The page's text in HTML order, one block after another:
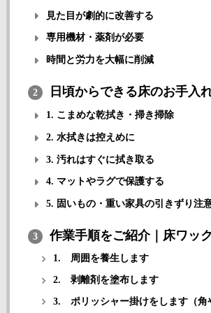
見た目が劇的に改善する
専用機材・薬剤が必要
時間と労力を大幅に削減
2 日頃からできる床のお手入
1. こまめな乾拭き・掃き掃除
2. 水拭きは控えめに
3. 汚れはすぐに拭き取る
4. マットやラグで保護する
5. 固いもの・重い家具の引きずり注
3 作業手順をご紹介｜床ワッ
1. 周囲を養生します
2. 剥離剤を塗布します
3. ポリッシャー掛けをします（角